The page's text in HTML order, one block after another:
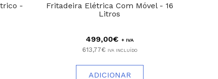
-
Fritadeira Elétrica Com Móvel - 16
Litros
499,00€ + IVA
613,77€ IVA INCLUÍDO
ADICIONAR